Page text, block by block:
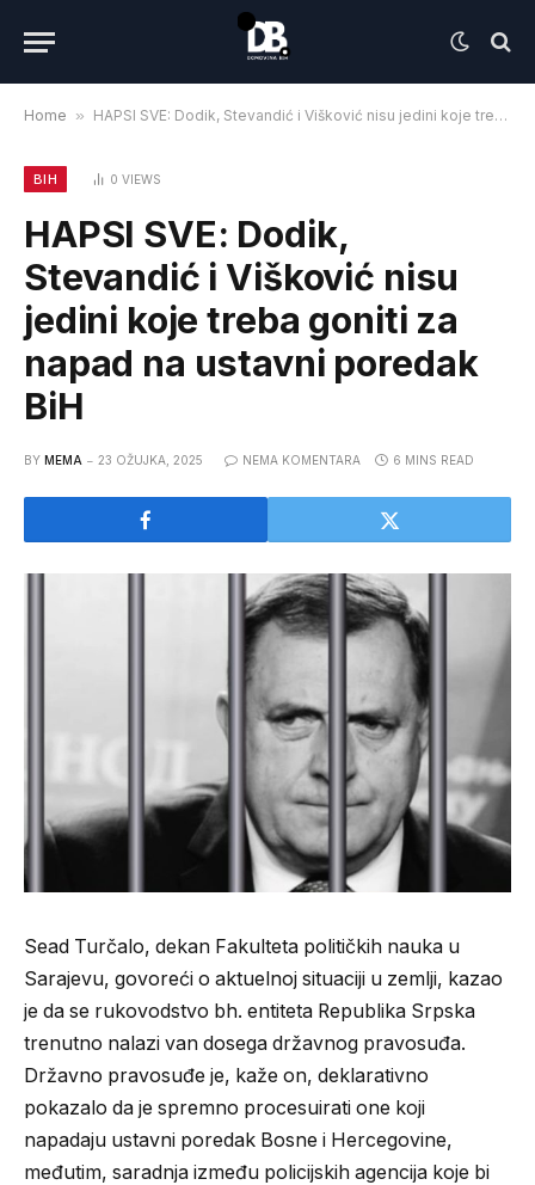
Home » HAPSI SVE: Dodik, Stevandić i Višković nisu jedini koje treba goniti za napad na ustavni poredak BiH
BIH 0 VIEWS
HAPSI SVE: Dodik,
Stevandić i Višković nisu
jedini koje treba goniti za
napad na ustavni poredak
BiH
BY MEMA 23 OŽUJKA, 2025 NEMA KOMENTARA 6 MINS READ
Sead Turčalo, dekan Fakulteta političkih nauka u
Sarajevu, govoreći o aktuelnoj situaciji u zemlji, kazao
je da se rukovodstvo bh. entiteta Republika Srpska
trenutno nalazi van dosega državnog pravosuđa.
Državno pravosuđe je, kaže on, deklarativno
pokazalo da je spremno procesuirati one koji
napadaju ustavni poredak Bosne i Hercegovine,
međutim, saradnja između policijskih agencija koje bi